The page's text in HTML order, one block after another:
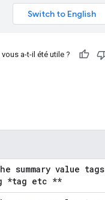
a-t-il été utile ?
summary value tags
*tag etc **